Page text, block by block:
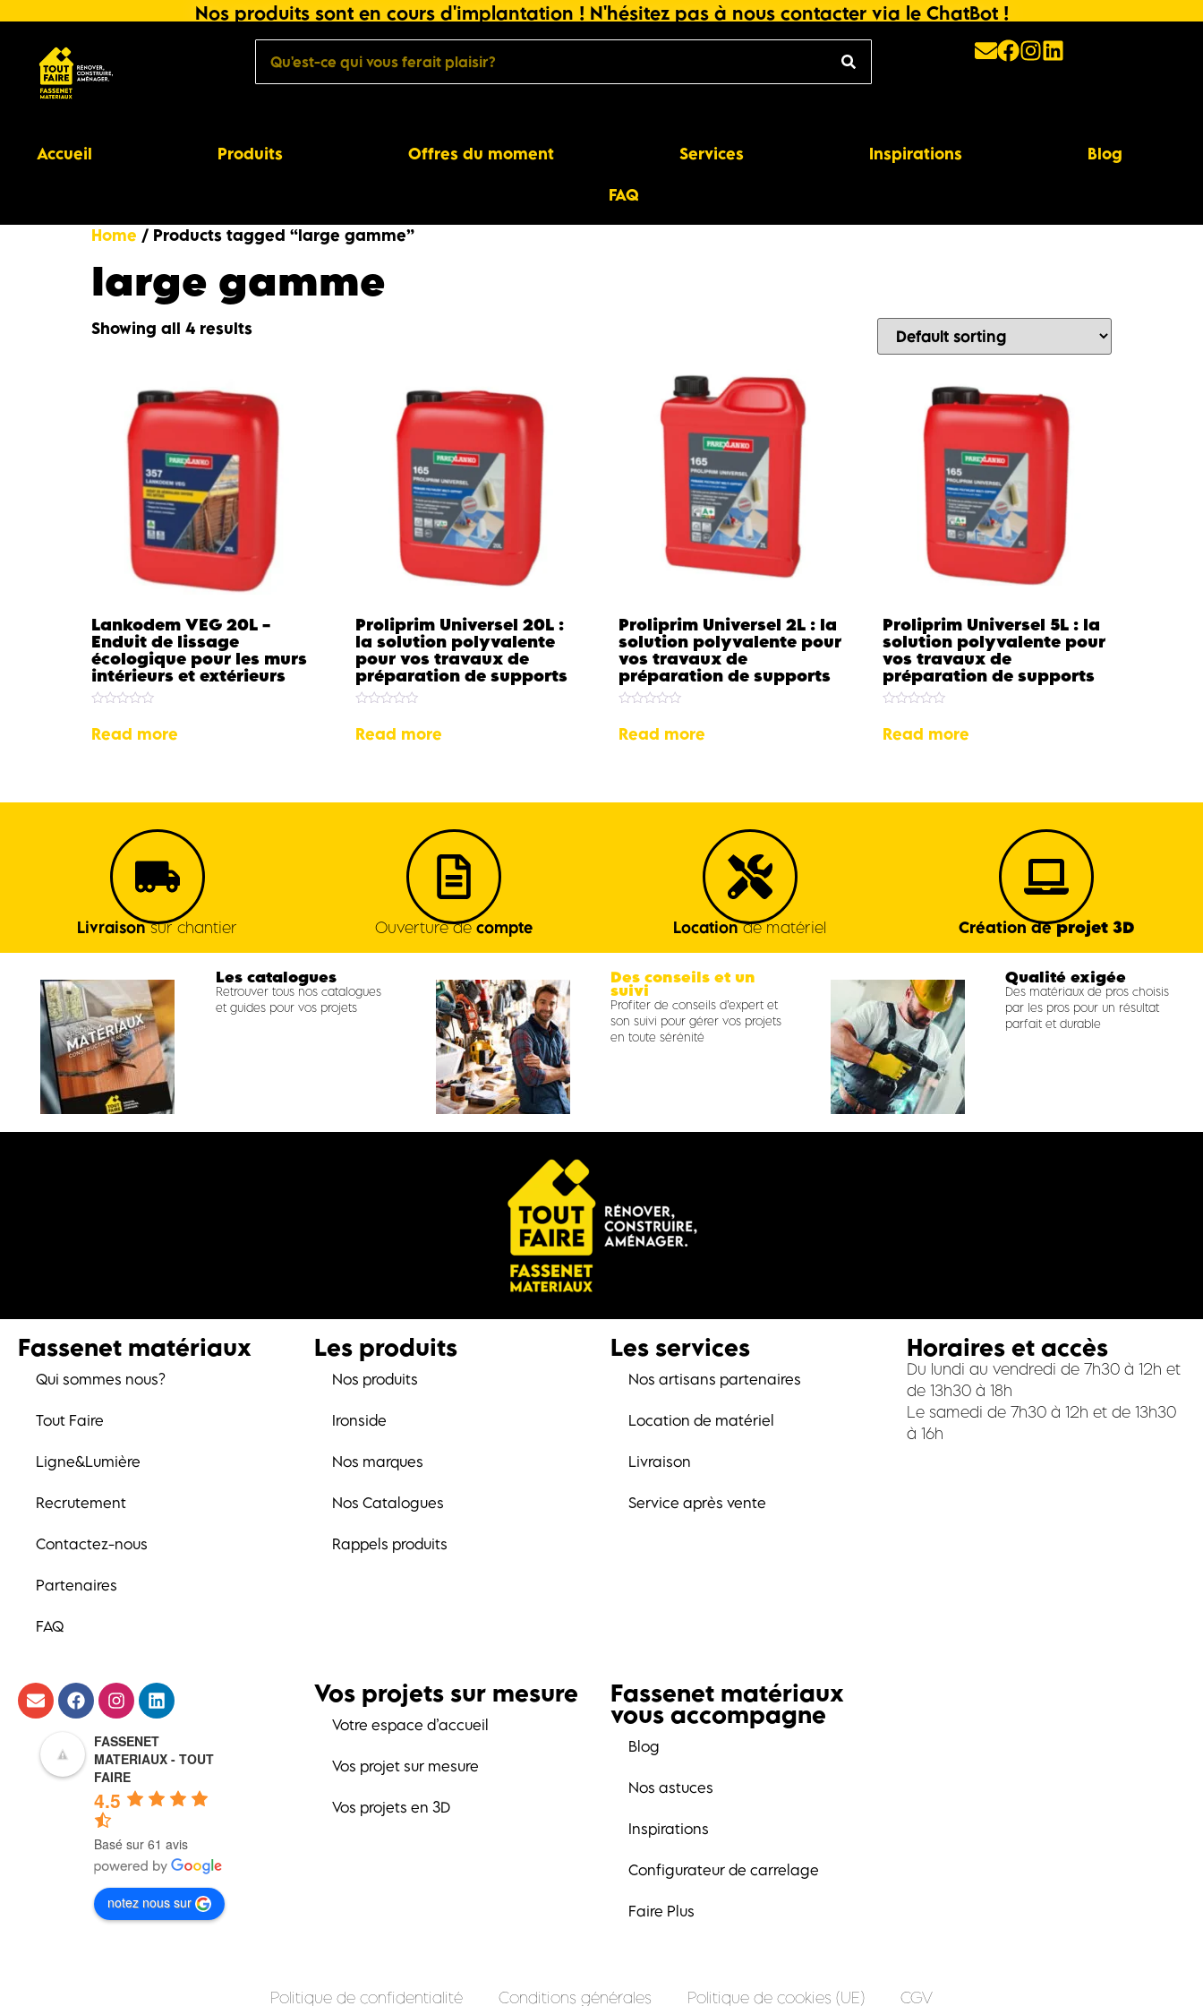
Nos produits sont en cours d'implantation ! N'hésitez pas à nous contacter via le ChatBot !
Accueil Produits Offres du moment Services Inspirations Blog
FAQ
Home / Products tagged “large gamme”
large gamme
Showing all 4 results
Lankodem VEG 20L –
Enduit de lissage
écologique pour les murs
intérieurs et extérieurs
0
out
Read more
Proliprim Universel 20L :
la solution polyvalente
pour vos travaux de
préparation de supports
0
out
Read more
Proliprim Universel 2L : la
solution polyvalente pour
vos travaux de
préparation de supports
0
out
Read more
Proliprim Universel 5L : la
solution polyvalente pour
vos travaux de
préparation de supports
0
out
Read more
Livraisonsur chantier Ouverture de compte Locationde matériel Création deprojet 3D
Les catalogues
Retrouver tous nos catalogues
et guides pour vos projets
Des conseils et un
suivi
Profiter de conseils d’expert et
son suivi pour gérer vos projets
en toute sérénité
Qualité exigée
Des matériaux de pros choisis
par les pros pour un résultat
parfait et durable
Fassenet matériaux
Qui sommes nous?
Tout Faire
Ligne&Lumière
Recrutement
Contactez-nous
Partenaires
FAQ
Les produits
Nos produits
Ironside
Nos marques
Nos Catalogues
Rappels produits
Les services
Nos artisans partenaires
Location de matériel
Livraison
Service après vente
Horaires et accès
Du lundi au vendredi de 7h30 à 12h et
de 13h30 à 18h
Le samedi de 7h30 à 12h et de 13h30
à 16h
FASSENET
MATERIAUX - TOUT
FAIRE
4.5
Basé sur 61 avis
notez nous sur
Vos projets sur mesure
Votre espace d’accueil
Vos projet sur mesure
Vos projets en 3D
Fassenet matériaux
vous accompagne
Blog
Nos astuces
Inspirations
Configurateur de carrelage
Faire Plus
Politique de confidentialité Conditions générales Politique de cookies (UE) CGV